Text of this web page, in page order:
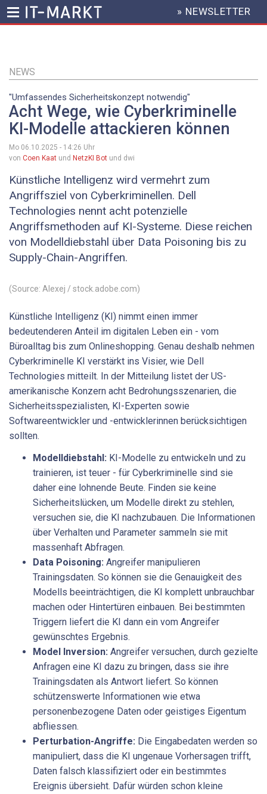
Inhalt
HEADER
MENU
» NEWSLETTER
NEWS
"Umfassendes Sicherheitskonzept notwendig"
Acht Wege, wie Cyberkriminelle
KI-Modelle attackieren können
Mo 06.10.2025 - 14:26 Uhr
von Coen Kaat und NetzKI Bot und dwi
Künstliche Intelligenz wird vermehrt zum
Angriffsziel von Cyberkriminellen. Dell
Technologies nennt acht potenzielle
Angriffsmethoden auf KI-Systeme. Diese reichen
von Modelldiebstahl über Data Poisoning bis zu
Supply-Chain-Angriffen.
(Source: Alexej / stock.adobe.com)
Künstliche Intelligenz (KI) nimmt einen immer
bedeutenderen Anteil im digitalen Leben ein - vom
Büroalltag bis zum Onlineshopping. Genau deshalb nehmen
Cyberkriminelle KI verstärkt ins Visier, wie Dell
Technologies mitteilt. In der Mitteilung listet der US-
amerikanische Konzern acht Bedrohungsszenarien, die
Sicherheitsspezialisten, KI-Experten sowie
Softwareentwickler und -entwicklerinnen berücksichtigen
sollten.
Modelldiebstahl: KI-Modelle zu entwickeln und zu
trainieren, ist teuer - für Cyberkriminelle sind sie
daher eine lohnende Beute. Finden sie keine
Sicherheitslücken, um Modelle direkt zu stehlen,
versuchen sie, die KI nachzubauen. Die Informationen
über Verhalten und Parameter sammeln sie mit
massenhaft Abfragen.
Data Poisoning: Angreifer manipulieren
Trainingsdaten. So können sie die Genauigkeit des
Modells beeinträchtigen, die KI komplett unbrauchbar
machen oder Hintertüren einbauen. Bei bestimmten
Triggern liefert die KI dann ein vom Angreifer
gewünschtes Ergebnis.
Model Inversion: Angreifer versuchen, durch gezielte
Anfragen eine KI dazu zu bringen, dass sie ihre
Trainingsdaten als Antwort liefert. So können
schützenswerte Informationen wie etwa
personenbezogene Daten oder geistiges Eigentum
abfliessen.
Perturbation-Angriffe: Die Eingabedaten werden so
manipuliert, dass die KI ungenaue Vorhersagen trifft,
Daten falsch klassifiziert oder ein bestimmtes
Ereignis übersieht. Dafür würden schon kleine